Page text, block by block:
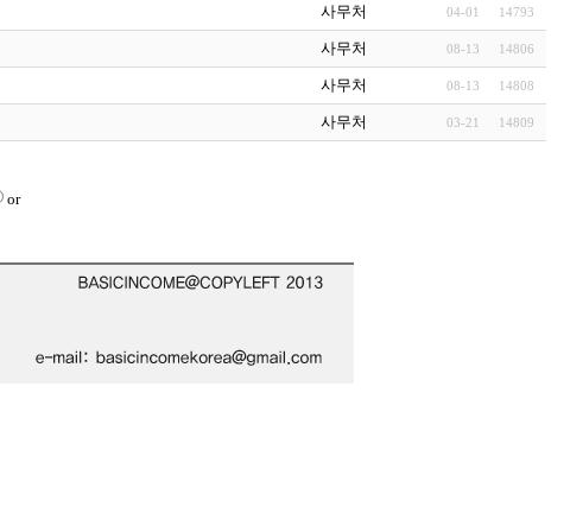
사무처 04-01 14793
사무처 08-13 14806
사무처 08-13 14808
사무처 03-21 14809
or